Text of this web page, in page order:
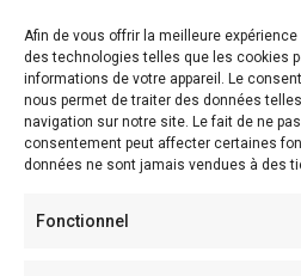
Afin de vous offrir la meilleure
des technologies telles que les cookies
informations de votre appareil. Le
nous permet de traiter des données
navigation sur notre site. Le fait de ne
consentement peut affecter certaines
données ne sont jamais vendues à des
Fonctionnel